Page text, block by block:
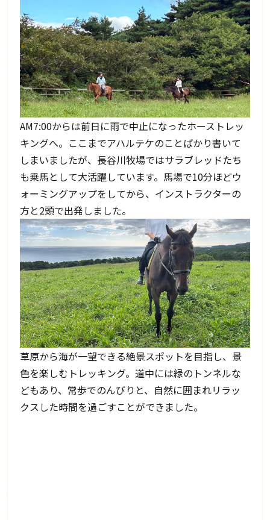
AM7:00からは前日に雨で中止になったホーストレッ
キングへ。ここまでアハルテケのことばかり書いて
しまいましたが、長谷川牧場ではサラブレッドたち
も乗馬として大活躍しています。馬場で10分ほどウ
ォーミングアップをしてから、インストラクターの
方と2頭で出発しました。
草原から海が一望できる絶景スポットを目指し、景
色を楽しむトレッキング。道中には緑のトンネルな
どもあり、常歩でのんびりと、自然に囲まれリラッ
クスした時間を過ごすことができました。